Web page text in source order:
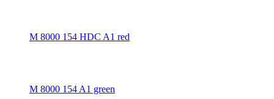
M 8000 154 HDC A1 red
M 8000 154 A1 green